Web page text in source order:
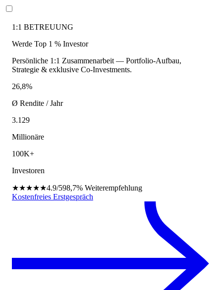
1:1 BETREUUNG
Werde Top 1 % Investor
Persönliche 1:1 Zusammenarbeit — Portfolio-Aufbau,
Strategie & exklusive Co-Investments.
26,8%
Ø Rendite / Jahr
3.129
Millionäre
100K+
Investoren
★★★★★4.9/598,7% Weiterempfehlung
Kostenfreies Erstgespräch